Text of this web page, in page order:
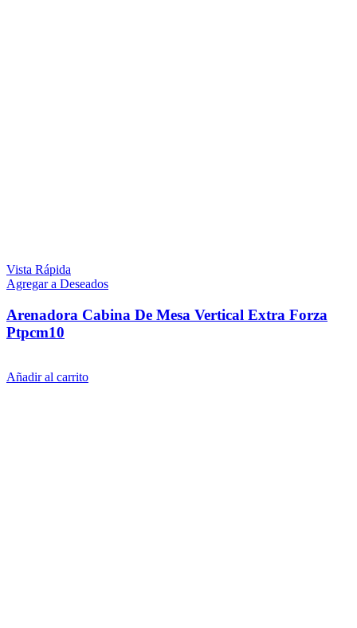
Vista Rápida
Agregar a Deseados
Arenadora Cabina De Mesa Vertical Extra Forza
Ptpcm10
Añadir al carrito